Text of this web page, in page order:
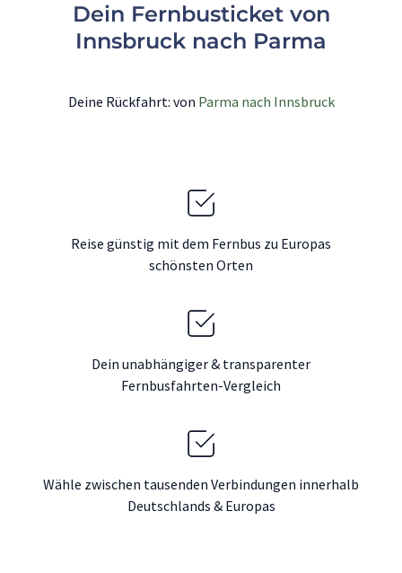
Dein Fernbusticket von
Innsbruck nach Parma
Deine Rückfahrt: von Parma nach Innsbruck
Reise günstig mit dem Fernbus zu Europas
schönsten Orten
Dein unabhängiger & transparenter
Fernbusfahrten-Vergleich
Wähle zwischen tausenden Verbindungen innerhalb
Deutschlands & Europas